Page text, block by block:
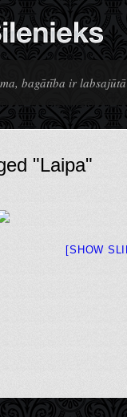
bagātība ir labsajūtā
"Laipa"
[SHOW